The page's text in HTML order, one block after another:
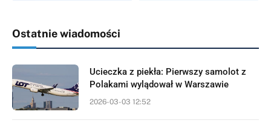
Ostatnie wiadomości
Ucieczka z piekła: Pierwszy samolot z
Polakami wylądował w Warszawie
2026-03-03 12:52